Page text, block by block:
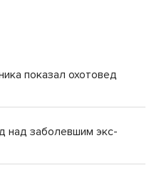
показал охотовед
над заболевшим экс-